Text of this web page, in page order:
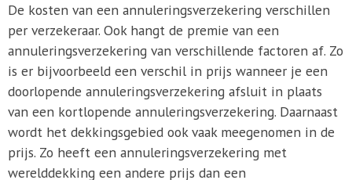
De kosten van een annuleringsverzekering verschillen
per verzekeraar. Ook hangt de premie van een
annuleringsverzekering van verschillende factoren af. Zo
is er bijvoorbeeld een verschil in prijs wanneer je een
doorlopende annuleringsverzekering afsluit in plaats
van een kortlopende annuleringsverzekering. Daarnaast
wordt het dekkingsgebied ook vaak meegenomen in de
prijs. Zo heeft een annuleringsverzekering met
werelddekking een andere prijs dan een